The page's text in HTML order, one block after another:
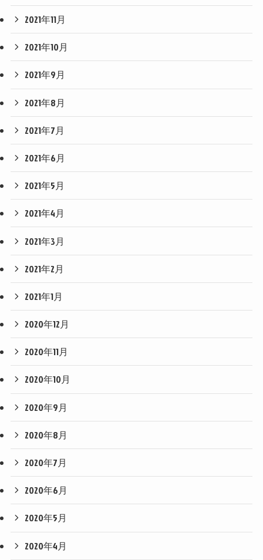
2021年11月
2021年10月
2021年9月
2021年8月
2021年7月
2021年6月
2021年5月
2021年4月
2021年3月
2021年2月
2021年1月
2020年12月
2020年11月
2020年10月
2020年9月
2020年8月
2020年7月
2020年6月
2020年5月
2020年4月